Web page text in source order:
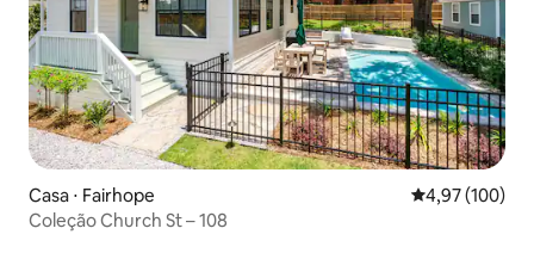
Casa ⋅ Fairhope 4,97 de uma
4,97 (100)
Coleção Church St – 108